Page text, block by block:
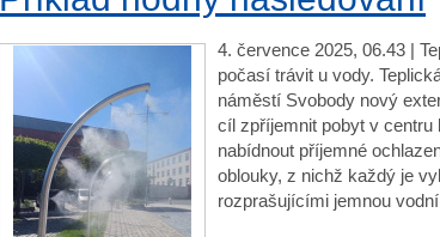
4. července 2025, 06.43 |
počasí trávit u vody.
náměstí Svobody nový
cíl zpříjemnit pobyt v centru
nabídnout příjemné
oblouky, z nichž každý je
rozprašujícími jemnou